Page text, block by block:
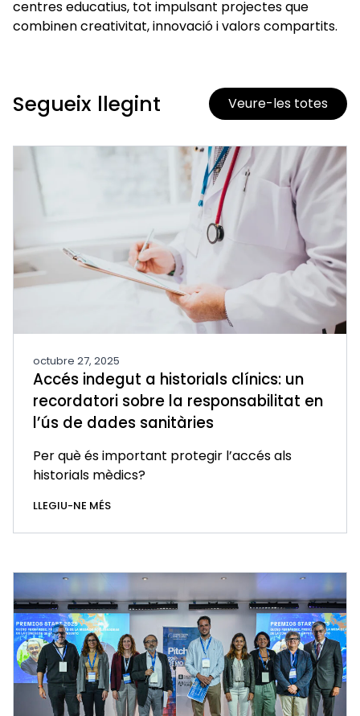
centres educatius, tot impulsant projectes que
combinen creativitat, innovació i valors compartits.
Segueix llegint Veure-les totes
octubre 27, 2025
Accés indegut a historials clínics: un
recordatori sobre la responsabilitat en
l’ús de dades sanitàries
Per què és important protegir l’accés als
historials mèdics?
LLEGIU-NE MÉS